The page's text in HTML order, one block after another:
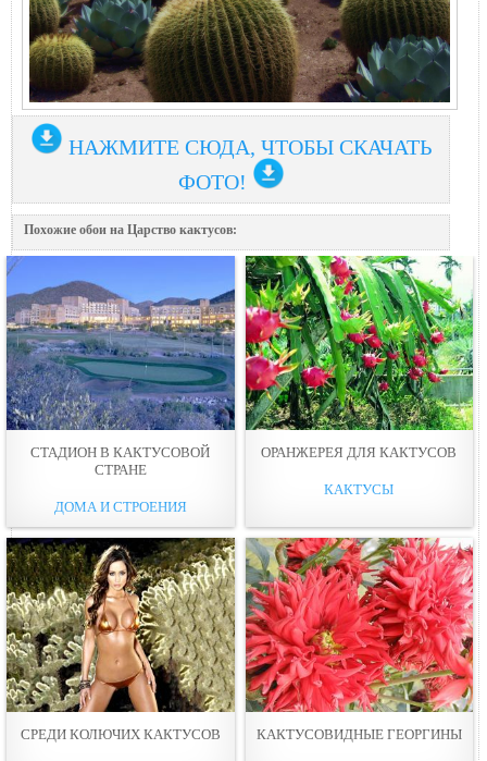
НАЖМИТЕ СЮДА, ЧТОБЫ СКАЧАТЬ
ФОТО!
Похожие обои на Царство кактусов:
СТАДИОН В КАКТУСОВОЙ
СТРАНЕ
ДОМА И СТРОЕНИЯ
ОРАНЖЕРЕЯ ДЛЯ КАКТУСОВ
КАКТУСЫ
СРЕДИ КОЛЮЧИХ КАКТУСОВ КАКТУСОВИДНЫЕ ГЕОРГИНЫ